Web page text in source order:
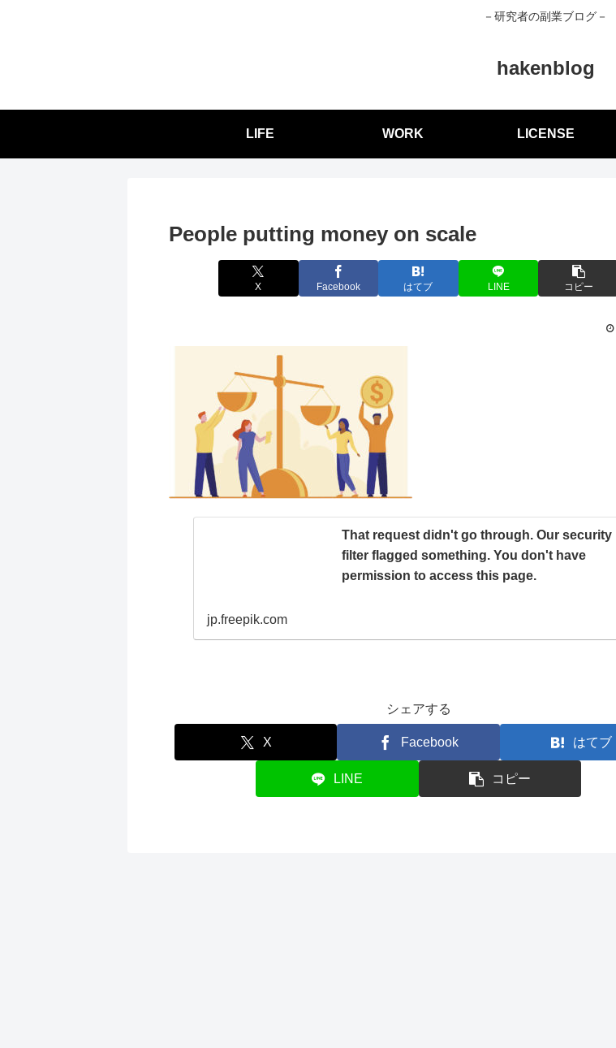
－研究者の副業ブログ－
hakenblog
LIFE WORK LICENSE
People putting money on scale
X Facebook はてブ LINE コピー
That request didn't go through. Our security
filter flagged something. You don't have
permission to access this page.
jp.freepik.com
シェアする
X Facebook はてブ
LINE コピー